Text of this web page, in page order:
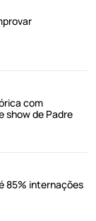
com
show de Padre
85% internações